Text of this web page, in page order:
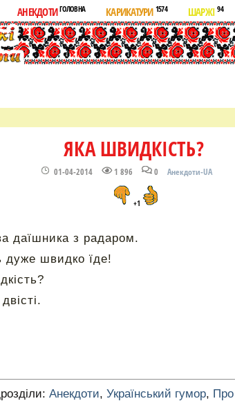
АНЕКДОТИГОЛОВНА КАРИКАТУРИ 1574 ШАРЖІ94
ЯКА ШВИДКІСТЬ?
01-04-2014 1 896 0 Анекдоти-UA
+1
даїшника з радаром.
дуже швидко їде!
Анекдоти,Український гумор, Про